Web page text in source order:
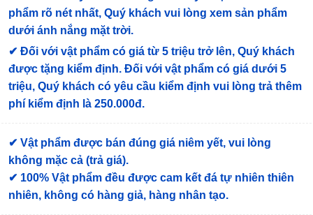
phẩm rõ nét nhất, Quý khách vui lòng xem sản phẩm
dưới ánh nắng mặt trời.
✔ Đối với vật phẩm có giá từ 5 triệu trở lên, Quý khách
được tặng kiểm định. Đối với vật phẩm có giá dưới 5
triệu, Quý khách có yêu cầu kiểm định vui lòng trả thêm
phí kiểm định là 250.000đ.
✔ Vật phẩm được bán đúng giá niêm yết, vui lòng
không mặc cả (trả giá).
✔ 100% Vật phẩm đều được cam kết đá tự nhiên thiên
nhiên, không có hàng giả, hàng nhân tạo.